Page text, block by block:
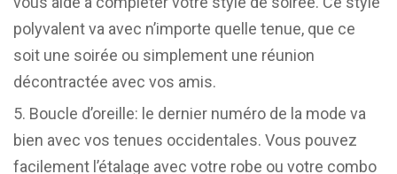
polyvalent va avec n’importe quelle tenue, que ce
soit une soirée ou simplement une réunion
décontractée avec vos amis.
Boucle d’oreille: le dernier numéro de la mode va
bien avec vos tenues occidentales. Vous pouvez
facilement l’étalage avec votre robe ou votre combo